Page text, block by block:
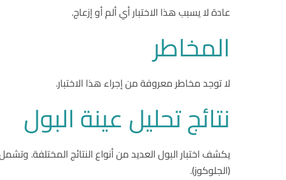
عادة لا يسبب هذا الاختبار أي ألم أو إزعاج.
المخاطر
لا توجد مخاطر معروفة من إجراء هذا الاختبار.
نتائج تحليل عينة البول
يكشف اختبار البول العديد من أنواع النتائج المختلفة.
(الجلوكوز).